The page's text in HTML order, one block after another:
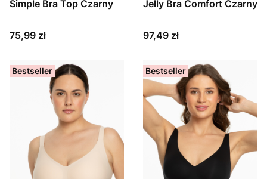
Simple Bra Top Czarny
Cena
75,99 zł
Jelly Bra Comfort Czarny
Cena
97,49 zł
Bestseller Bestseller